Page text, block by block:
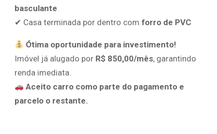
basculante
✔ Casa terminada por dentro com forro de PVC
Ótima oportunidade para investimento!
Imóvel já alugado por R$ 850,00/mês, garantindo
renda imediata.
Aceito carro como parte do pagamento e
parcelo o restante.